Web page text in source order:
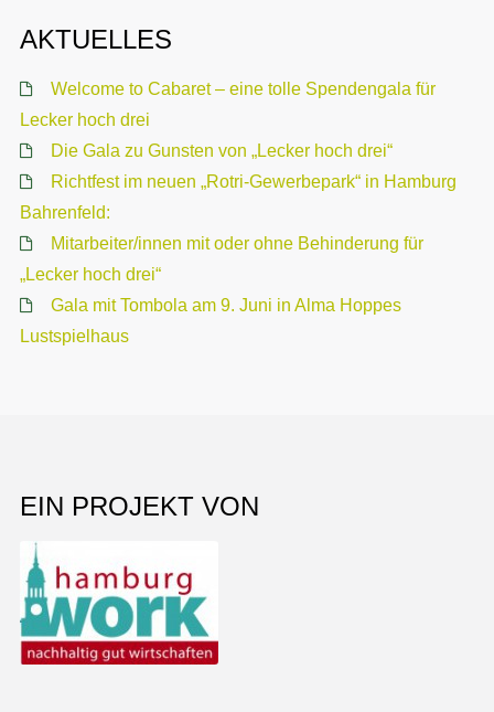
AKTUELLES
Welcome to Cabaret – eine tolle Spendengala für
Lecker hoch drei
Die Gala zu Gunsten von „Lecker hoch drei“
Richtfest im neuen „Rotri-Gewerbepark“ in Hamburg
Bahrenfeld:
Mitarbeiter/innen mit oder ohne Behinderung für
„Lecker hoch drei“
Gala mit Tombola am 9. Juni in Alma Hoppes
Lustspielhaus
EIN PROJEKT VON